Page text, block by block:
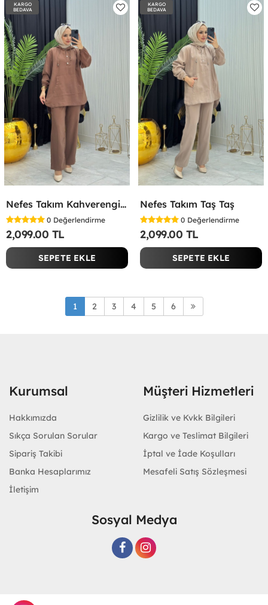
KARGO
BEDAVA
Nefes Takım Kahverengi Kahverengi
0 Değerlendirme
2,099.00 TL
SEPETE EKLE
KARGO
BEDAVA
Nefes Takım Taş Taş
0 Değerlendirme
2,099.00 TL
SEPETE EKLE
1 2 3 4 5 6
Kurumsal
Hakkımızda
Sıkça Sorulan Sorular
Sipariş Takibi
Banka Hesaplarımız
İletişim
Müşteri Hizmetleri
Gizlilik ve Kvkk Bilgileri
Kargo ve Teslimat Bilgileri
İptal ve İade Koşulları
Mesafeli Satış Sözleşmesi
Sosyal Medya